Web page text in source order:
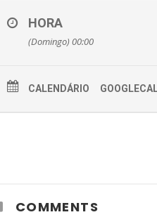
HORA
(Domingo) 00:00
CALENDÁRIO
COMMENTS